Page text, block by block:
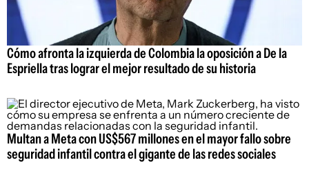
Cómo afronta la izquierda de Colombia la oposición a De la
Espriella tras lograr el mejor resultado de su historia
Multan a Meta con US$567 millones en el mayor fallo sobre
seguridad infantil contra el gigante de las redes sociales